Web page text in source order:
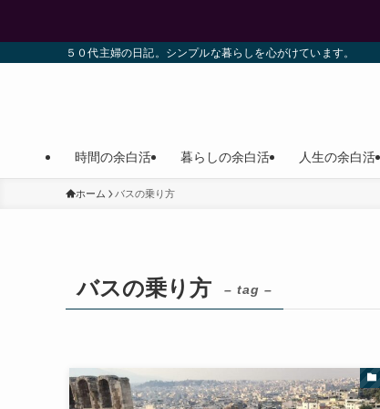
５０代主婦の日記。シンプルな暮らしを心がけています。
時間の余白活 暮らしの余白活 人生の余白活
ホーム バスの乗り方
バスの乗り方 – tag –